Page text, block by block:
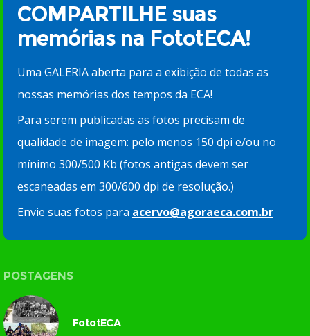
COMPARTILHE suas
memórias na FototECA!
Uma GALERIA aberta para a exibição de todas as
nossas memórias dos tempos da ECA!
Para serem publicadas as fotos precisam de
qualidade de imagem: pelo menos 150 dpi e/ou no
mínimo 300/500 Kb (fotos antigas devem ser
escaneadas em 300/600 dpi de resolução.)
Envie suas fotos para acervo@agoraeca.com.br
POSTAGENS
FototECA